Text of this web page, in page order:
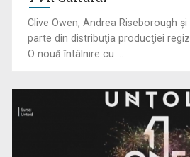
Un reper al cinematografiei mondiale,
„Roma, oraș deschis”
Clive Owen, Andrea Riseborough
parte din distribuţia producţiei
O nouă întâlnire cu ...